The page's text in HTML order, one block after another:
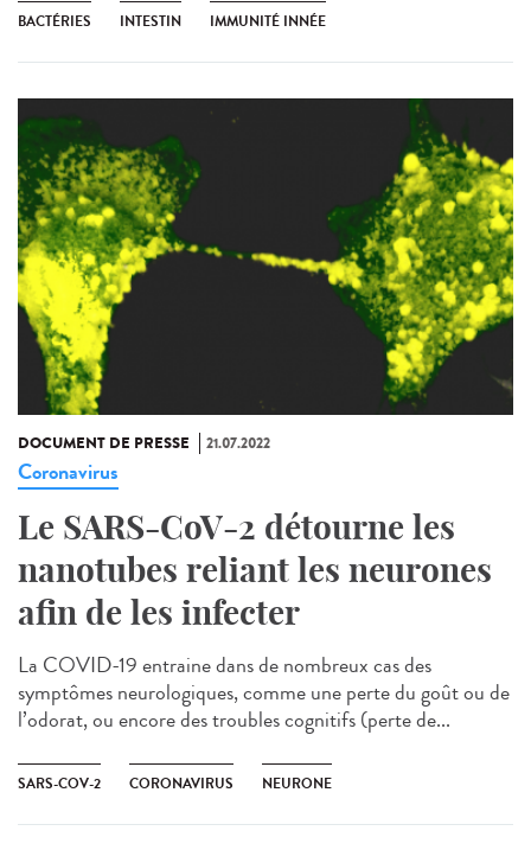
BACTÉRIES INTESTIN IMMUNITÉ INNÉE
DOCUMENT DE PRESSE 21.07.2022
Coronavirus
Le SARS-CoV-2 détourne les
nanotubes reliant les neurones
afin de les infecter
La COVID-19 entraine dans de nombreux cas des
symptômes neurologiques, comme une perte du goût ou de
l’odorat, ou encore des troubles cognitifs (perte de...
SARS-COV-2 CORONAVIRUS NEURONE